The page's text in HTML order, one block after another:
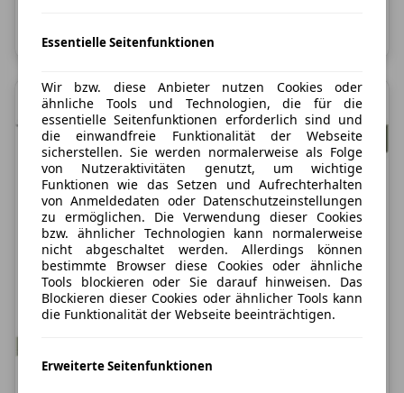
Kombinierte CO2-Emission: 128,0 g/km; CO2-Klasse: D
Essentielle Seitenfunktionen
Wir bzw. diese Anbieter nutzen Cookies oder
ähnliche Tools und Technologien, die für die
essentielle Seitenfunktionen erforderlich sind und
die einwandfreie Funktionalität der Webseite
sicherstellen. Sie werden normalerweise als Folge
von Nutzeraktivitäten genutzt, um wichtige
Funktionen wie das Setzen und Aufrechterhalten
von Anmeldedaten oder Datenschutzeinstellungen
zu ermöglichen. Die Verwendung dieser Cookies
bzw. ähnlicher Technologien kann normalerweise
nicht abgeschaltet werden. Allerdings können
bestimmte Browser diese Cookies oder ähnliche
Tools blockieren oder Sie darauf hinweisen. Das
Blockieren dieser Cookies oder ähnlicher Tools kann
die Funktionalität der Webseite beeinträchtigen.
Erweiterte Seitenfunktionen